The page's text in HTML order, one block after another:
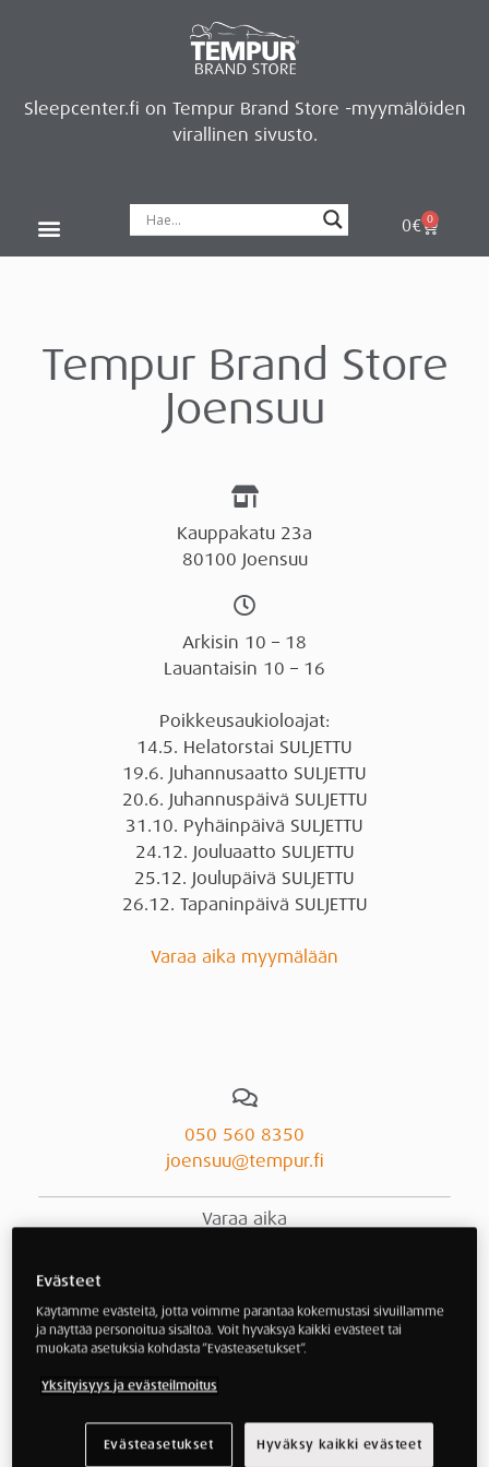
Sleepcenter.fi on Tempur Brand Store -myymälöiden
virallinen sivusto.
0€ 0
Tempur Brand Store
Joensuu
Kauppakatu 23a
80100 Joensuu
Arkisin 10 – 18
Lauantaisin 10 – 16
Poikkeusaukioloajat:
14.5. Helatorstai SULJETTU
19.6. Juhannusaatto SULJETTU
20.6. Juhannuspäivä SULJETTU
31.10. Pyhäinpäivä SULJETTU
24.12. Jouluaatto SULJETTU
25.12. Joulupäivä SULJETTU
26.12. Tapaninpäivä SULJETTU
Varaa aika myymälään
050 560 8350
joensuu@tempur.fi
Varaa aika
Henkilökunta
Outlet
Evästeet
Käytämme evästeitä, jotta voimme parantaa kokemustasi sivuillamme
ja näyttää personoitua sisältöä. Voit hyväksyä kaikki evästeet tai
muokata asetuksia kohdasta ”Evästeasetukset”.
Yksityisyys ja evästeilmoitus
Evästeasetukset Hyväksy kaikki evästeet